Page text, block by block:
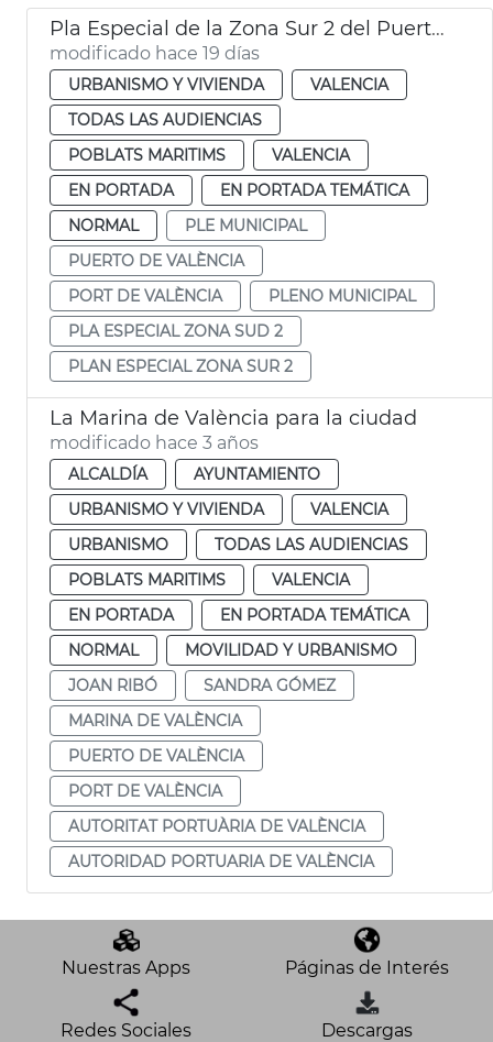
Pla Especial de la Zona Sur 2 del Puerto de València
modificado hace 19 días
URBANISMO Y VIVIENDA
VALENCIA
TODAS LAS AUDIENCIAS
POBLATS MARITIMS
VALENCIA
EN PORTADA
EN PORTADA TEMÁTICA
NORMAL
PLE MUNICIPAL
PUERTO DE VALÈNCIA
PORT DE VALÈNCIA
PLENO MUNICIPAL
PLA ESPECIAL ZONA SUD 2
PLAN ESPECIAL ZONA SUR 2
La Marina de València para la ciudad
modificado hace 3 años
ALCALDÍA
AYUNTAMIENTO
URBANISMO Y VIVIENDA
VALENCIA
URBANISMO
TODAS LAS AUDIENCIAS
POBLATS MARITIMS
VALENCIA
EN PORTADA
EN PORTADA TEMÁTICA
NORMAL
MOVILIDAD Y URBANISMO
JOAN RIBÓ
SANDRA GÓMEZ
MARINA DE VALÈNCIA
PUERTO DE VALÈNCIA
PORT DE VALÈNCIA
AUTORITAT PORTUÀRIA DE VALÈNCIA
AUTORIDAD PORTUARIA DE VALÈNCIA
Nuestras Apps Páginas de Interés
Redes Sociales Descargas